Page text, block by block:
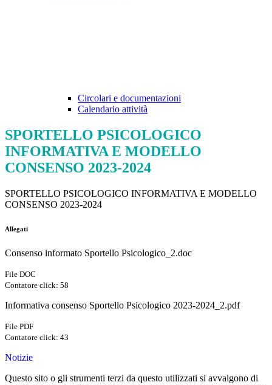
Circolari e documentazioni
Calendario attività
SPORTELLO PSICOLOGICO
INFORMATIVA E MODELLO
CONSENSO 2023-2024
SPORTELLO PSICOLOGICO INFORMATIVA E MODELLO
CONSENSO 2023-2024
Allegati
Consenso informato Sportello Psicologico_2.doc
File DOC
Contatore click: 58
Informativa consenso Sportello Psicologico 2023-2024_2.pdf
File PDF
Contatore click: 43
Notizie
Questo sito o gli strumenti terzi da questo utilizzati si avvalgono di